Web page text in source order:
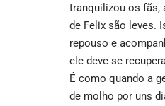
tranquilizou os fãs,
de Felix são leves.
repouso e
ele deve se
É como quando a
de molho por uns